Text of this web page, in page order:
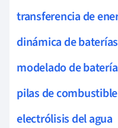
transferencia de
dinámica de baterías
modelado de
pilas de
electrólisis del agua